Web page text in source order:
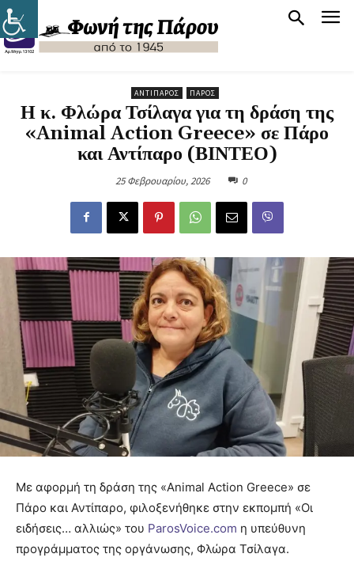
ΑΝΤΊΠΑΡΟΣ ΠΆΡΟΣ
Η κ. Φλώρα Τσίλαγα για τη δράση της
«Animal Action Greece» σε Πάρο
και Αντίπαρο (ΒΙΝΤΕΟ)
25 Φεβρουαρίου, 2026 0
Με αφορμή τη δράση της «Animal Action Greece» σε
Πάρο και Αντίπαρο, φιλοξενήθηκε στην εκπομπή «Οι
ειδήσεις… αλλιώς» του ParosVoice.com η υπεύθυνη
προγράμματος της οργάνωσης, Φλώρα Τσίλαγα.